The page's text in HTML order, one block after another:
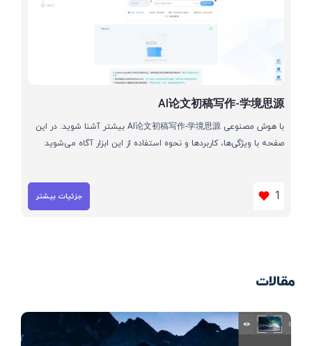
AI论文初稿写作-学境思源
با هوش مصنوعی AI论文初稿写作-学境思源 بیشتر آشنا شوید. در این
صفحه با ویژگی‌ها، کاربردها و نحوه استفاده از این ابزار آگاه می‌شوید
1 جزئیات بیشتر
مقالات